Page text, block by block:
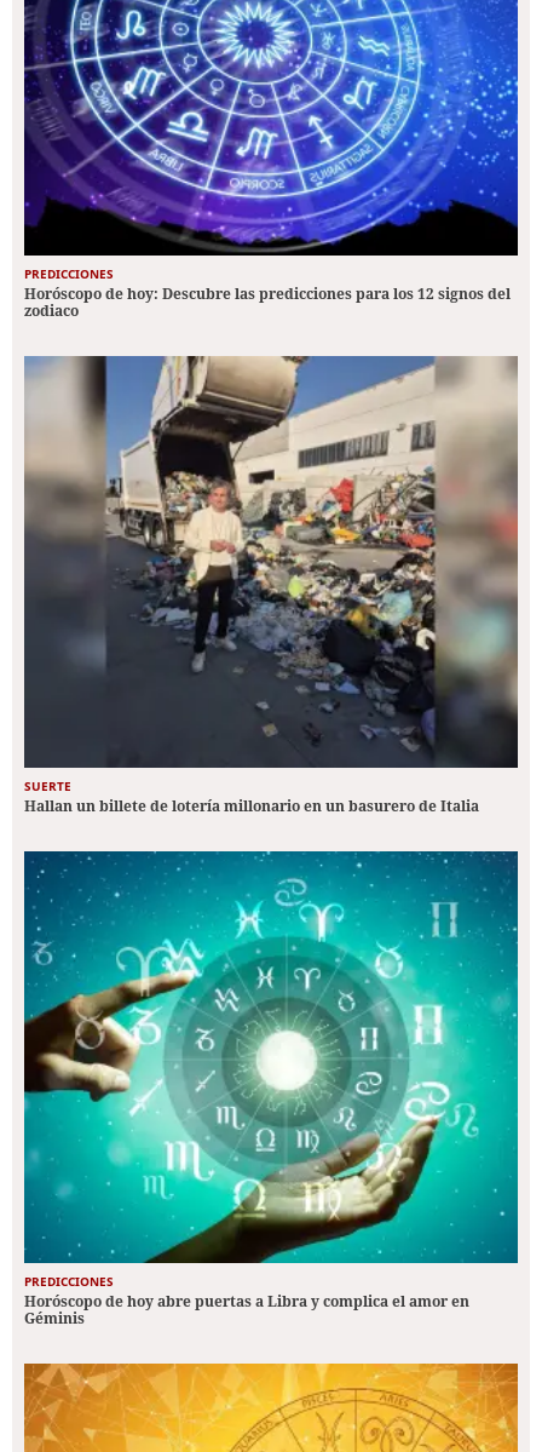
PREDICCIONES
Horóscopo de hoy: Descubre las predicciones para los 12 signos del
zodiaco
SUERTE
Hallan un billete de lotería millonario en un basurero de Italia
PREDICCIONES
Horóscopo de hoy abre puertas a Libra y complica el amor en
Géminis